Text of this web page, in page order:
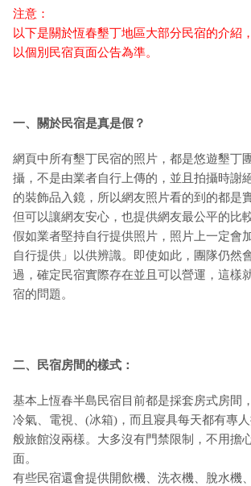
注意：
以下是關於恆春墾丁地區大部分民宿的介紹
以個別民宿頁面公告為準。
一、關於民宿是真是假？
網頁中所有墾丁民宿的照片，都是悠遊墾丁
攝，不是由業者自行上傳的，並且拍攝時謝
的裝飾品入鏡，所以網友照片看的到的都是
但可以讓網友安心，也提供網友最公平的比較
假如業者堅持自行提供照片，照片上一定會
自行提供」以供辨識。即使如此，團隊仍然
過，確定民宿實際存在並且可以營運，這樣
宿的問題。
二、民宿房間的樣式：
基本上恆春半島民宿目前都是採套房式房間
冷氣、電視、(冰箱)，而且寢具每天都有專
般旅館沒兩樣。大多沒有門禁限制，不用擔
面。
有些民宿還會提供開飲機、洗衣機、脫水機